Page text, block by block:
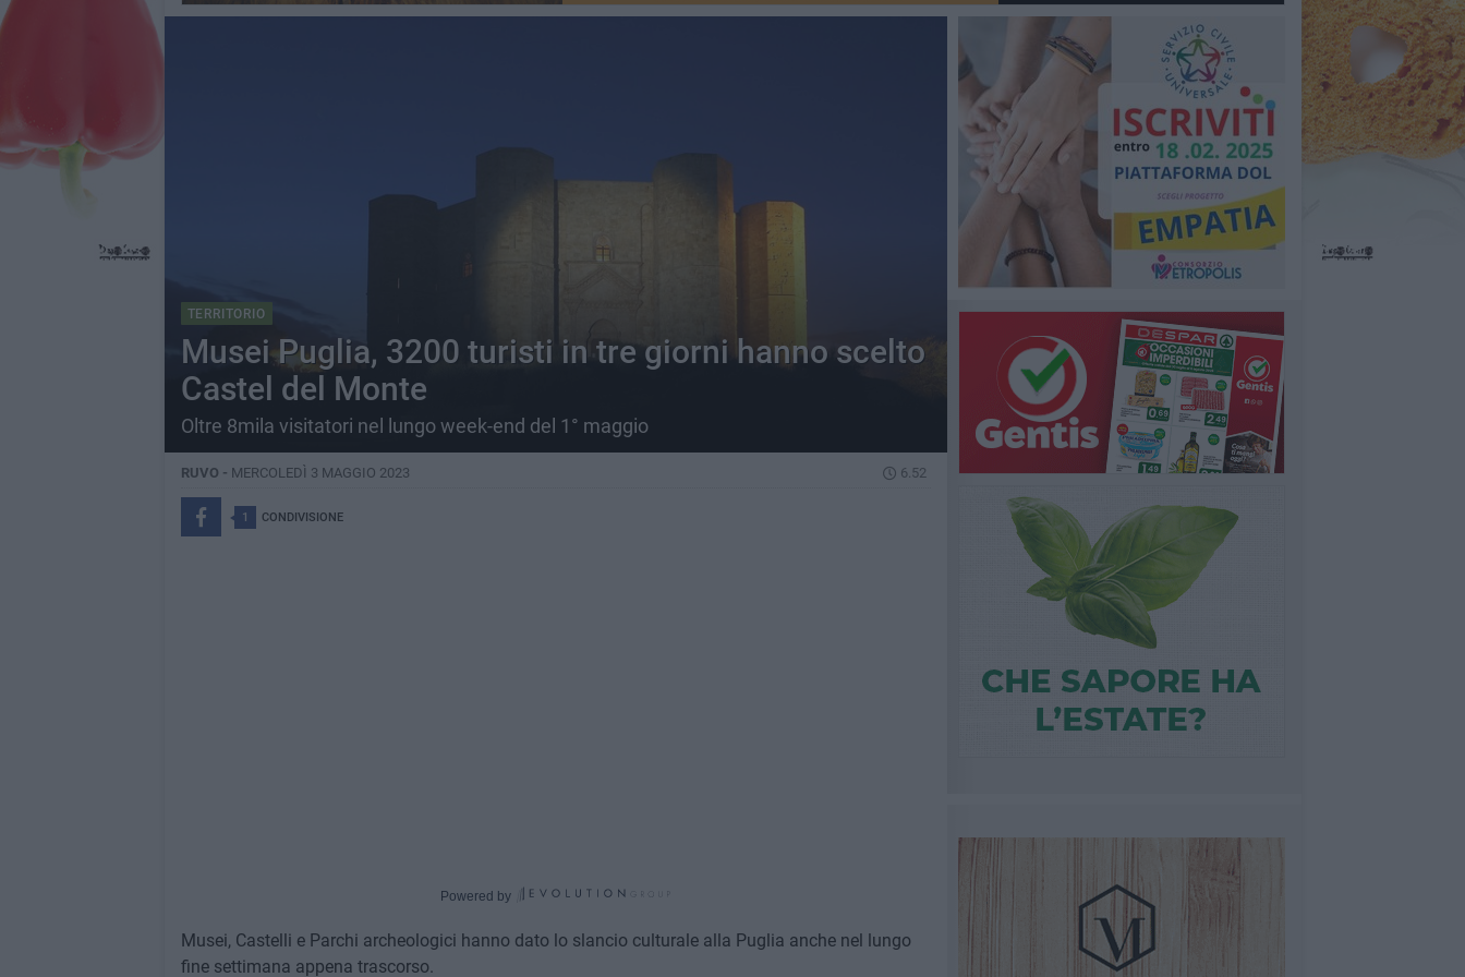
TERRITORIO
Musei Puglia, 3200 turisti in tre giorni hanno scelto
Castel del Monte
Oltre 8mila visitatori nel lungo week-end del 1° maggio
RUVO - MERCOLEDÌ 3 MAGGIO 2023 6.52
1 CONDIVISIONE
Powered by
Musei, Castelli e Parchi archeologici hanno dato lo slancio culturale alla Puglia anche nel lungo
fine settimana appena trascorso.